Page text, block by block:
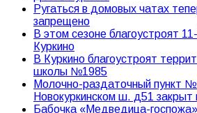
Ругаться в домовых чатах
запрещено
В этом сезоне благоустроят
Куркино
В Куркино благоустроят
школы №1985
Молочно-раздаточный пункт
Новокуркинском ш. д51 закрыт
Бабочка «Медведица-